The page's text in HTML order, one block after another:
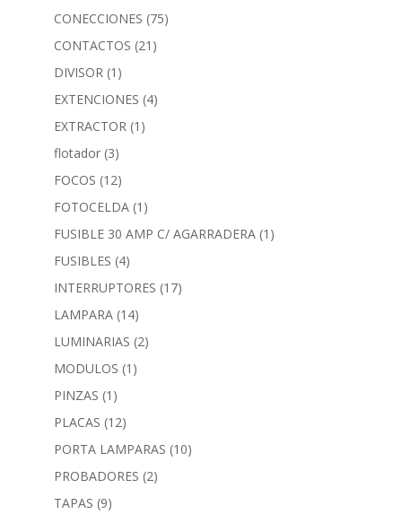
CONECCIONES (75)
CONTACTOS (21)
DIVISOR (1)
EXTENCIONES (4)
EXTRACTOR (1)
flotador (3)
FOCOS (12)
FOTOCELDA (1)
FUSIBLE 30 AMP C/ AGARRADERA (1)
FUSIBLES (4)
INTERRUPTORES (17)
LAMPARA (14)
LUMINARIAS (2)
MODULOS (1)
PINZAS (1)
PLACAS (12)
PORTA LAMPARAS (10)
PROBADORES (2)
TAPAS (9)